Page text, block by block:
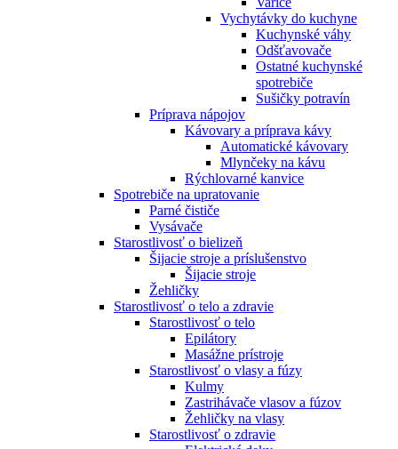
Vychytávky do kuchyne
Kuchynské váhy
Odšťavovače
Ostatné kuchynské
spotrebiče
Sušičky potravín
Príprava nápojov
Kávovary a príprava kávy
Automatické kávovary
Mlynčeky na kávu
Rýchlovarné kanvice
Spotrebiče na upratovanie
Parné čističe
Vysávače
Starostlivosť o bielizeň
Šijacie stroje a príslušenstvo
Šijacie stroje
Žehličky
Starostlivosť o telo a zdravie
Starostlivosť o telo
Epilátory
Masážne prístroje
Starostlivosť o vlasy a fúzy
Kulmy
Zastrihávače vlasov a fúzov
Žehličky na vlasy
Starostlivosť o zdravie